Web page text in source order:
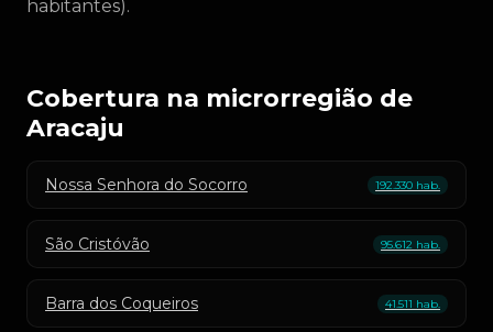
habitantes).
Cobertura na microrregião de
Aracaju
Nossa Senhora do Socorro 192.330 hab.
São Cristóvão 95.612 hab.
Barra dos Coqueiros 41.511 hab.